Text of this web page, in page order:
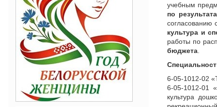
учебным
по
согласованию
культура и
работы по
бюджета
6-05-1012-02
6-05-1012-01
культура